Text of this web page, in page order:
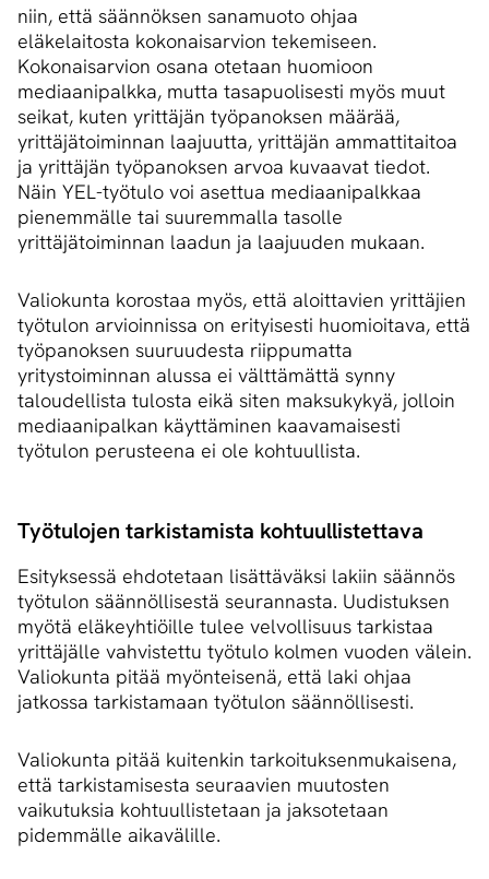
niin, että säännöksen sanamuoto ohjaa
eläkelaitosta kokonaisarvion tekemiseen.
Kokonaisarvion osana otetaan huomioon
mediaanipalkka, mutta tasapuolisesti myös muut
seikat, kuten yrittäjän työpanoksen määrää,
yrittäjätoiminnan laajuutta, yrittäjän ammattitaitoa
ja yrittäjän työpanoksen arvoa kuvaavat tiedot.
Näin YEL-työtulo voi asettua mediaanipalkkaa
pienemmälle tai suuremmalla tasolle
yrittäjätoiminnan laadun ja laajuuden mukaan.
Valiokunta korostaa myös, että aloittavien yrittäjien
työtulon arvioinnissa on erityisesti huomioitava, että
työpanoksen suuruudesta riippumatta
yritystoiminnan alussa ei välttämättä synny
taloudellista tulosta eikä siten maksukykyä, jolloin
mediaanipalkan käyttäminen kaavamaisesti
työtulon perusteena ei ole kohtuullista.
Työtulojen tarkistamista koh­tuul­lis­tet­ta­va
Esityksessä ehdotetaan lisättäväksi lakiin säännös
työtulon säännöllisestä seurannasta. Uudistuksen
myötä eläkeyhtiöille tulee velvollisuus tarkistaa
yrittäjälle vahvistettu työtulo kolmen vuoden välein.
Valiokunta pitää myönteisenä, että laki ohjaa
jatkossa tarkistamaan työtulon säännöllisesti.
Valiokunta pitää kuitenkin tarkoituksenmukaisena,
että tarkistamisesta seuraavien muutosten
vaikutuksia kohtuullistetaan ja jaksotetaan
pidemmälle aikavälille.